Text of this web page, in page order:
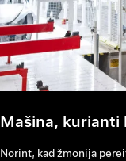
Norint, kad žmonija
Mašina, kurianti